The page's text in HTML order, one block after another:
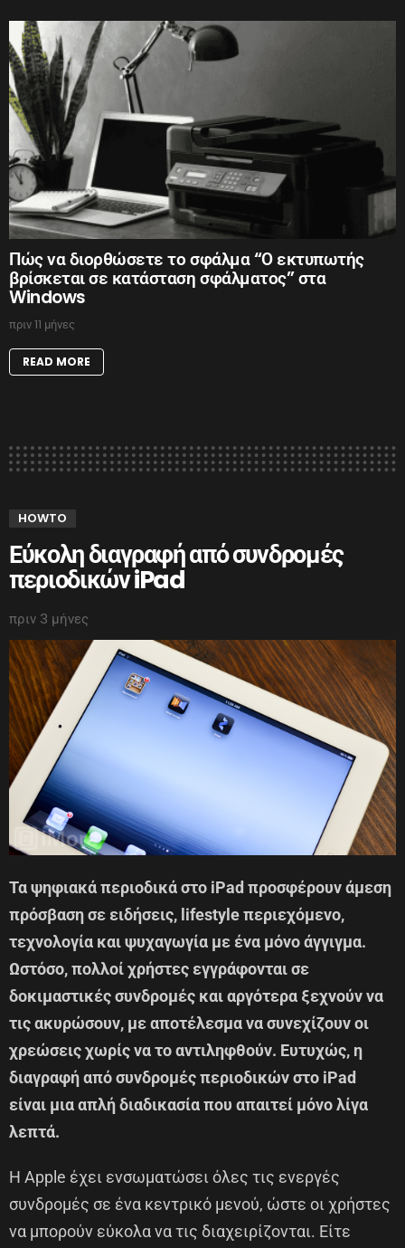
Πώς να διορθώσετε το σφάλμα “Ο εκτυπωτής
βρίσκεται σε κατάσταση σφάλματος” στα
Windows
πριν 11 μήνες
READ MORE
HOWTO
Εύκολη διαγραφή από συνδρομές
περιοδικών iPad
πριν 3 μήνες
Τα ψηφιακά περιοδικά στο iPad προσφέρουν άμεση
πρόσβαση σε ειδήσεις, lifestyle περιεχόμενο,
τεχνολογία και ψυχαγωγία με ένα μόνο άγγιγμα.
Ωστόσο, πολλοί χρήστες εγγράφονται σε
δοκιμαστικές συνδρομές και αργότερα ξεχνούν να
τις ακυρώσουν, με αποτέλεσμα να συνεχίζουν οι
χρεώσεις χωρίς να το αντιληφθούν. Ευτυχώς, η
διαγραφή από συνδρομές περιοδικών στο iPad
είναι μια απλή διαδικασία που απαιτεί μόνο λίγα
λεπτά.
Η Apple έχει ενσωματώσει όλες τις ενεργές
συνδρομές σε ένα κεντρικό μενού, ώστε οι χρήστες
να μπορούν εύκολα να τις διαχειρίζονται. Είτε